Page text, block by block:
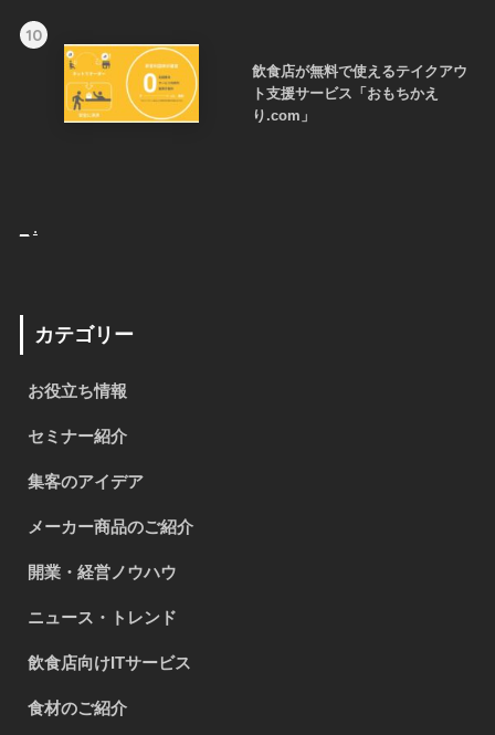
10
飲食店が無料で使えるテイクアウ
ト支援サービス「おもちかえ
り.com」
.
カテゴリー
お役立ち情報
セミナー紹介
集客のアイデア
メーカー商品のご紹介
開業・経営ノウハウ
ニュース・トレンド
飲食店向けITサービス
食材のご紹介